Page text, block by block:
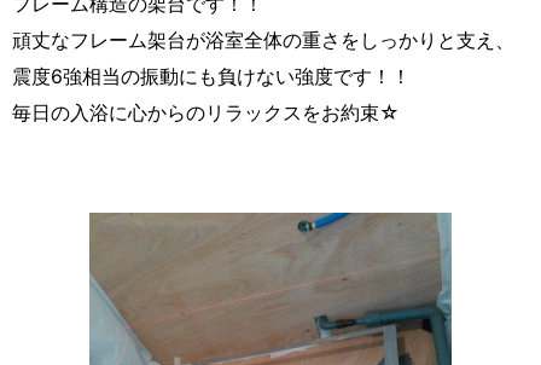
頑丈なフレーム架台が浴室全体の重さをしっかりと支え、
震度6強相当の振動にも負けない強度です！！
毎日の入浴に心からのリラックスをお約束☆